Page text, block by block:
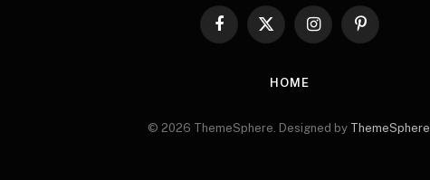
Facebook
X
InstagramPinterest
HOME
© 2026 ThemeSphere. Designed by ThemeSphere